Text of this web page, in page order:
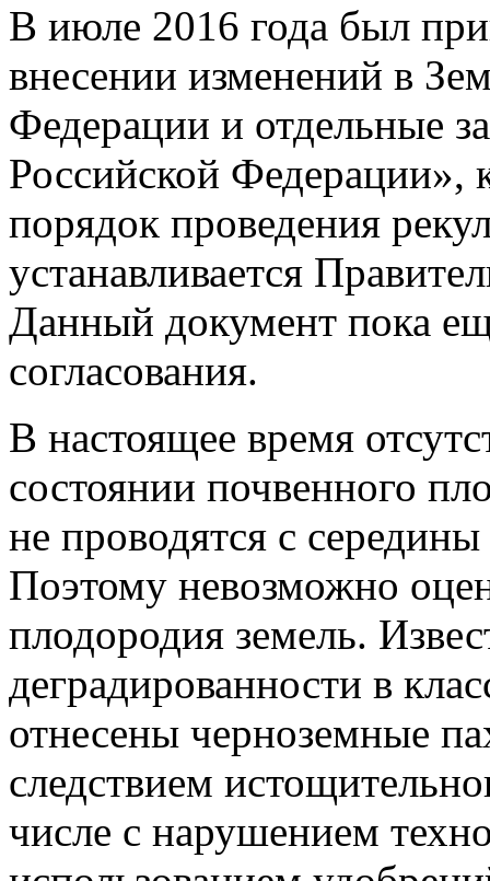
В июле 2016 года был
внесении изменений в
Федерации и отдельные
Российской Федерации»,
порядок проведения
устанавливается
Данный документ пока
согласования.
В настоящее время
состоянии почвенного
не проводятся с
Поэтому невозможно
плодородия земель.
деградированности в
отнесены черноземные
следствием
числе с нарушением